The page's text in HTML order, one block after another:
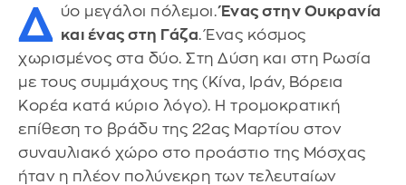
Δ ύο μεγάλοι πόλεμοι.Ένας στην Ουκρανία
και ένας στη Γάζα. Ένας κόσμος
χωρισμένος στα δύο. Στη Δύση και στη Ρωσία
με τους συμμάχους της (Κίνα, Ιράν, Βόρεια
Κορέα κατά κύριο λόγο). Η τρομοκρατική
επίθεση το βράδυ της 22ας Μαρτίου στον
συναυλιακό χώρο στο προάστιο της Μόσχας
ήταν η πλέον πολύνεκρη των τελευταίων